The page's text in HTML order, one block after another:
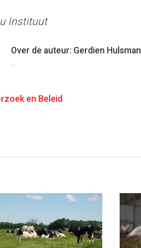
Instituut
Over de auteur: Gerdien Hulsman
en Beleid